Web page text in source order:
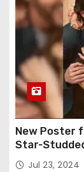
New Poster
Star-
Taapsee
Jul 23, 2024